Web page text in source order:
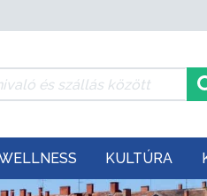
KULTÚRA